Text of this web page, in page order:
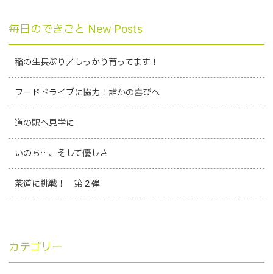
毎日のできごと New Posts
稲の生長ぶり／しっかり育ってます！
フードドライブに協力！誰かの喜びへ
道の駅へ見学に
いのち…、そして優しさ
茶道に挑戦！ 第２弾
カテゴリー